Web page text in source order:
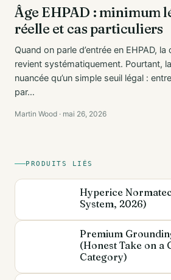
Âge EHPAD : minimum
réelle et cas particuliers
Quand on parle d’entrée en EHPAD, la
revient systématiquement. Pourtant,
nuancée qu’un simple seuil légal :
par…
Martin Wood · mai 26, 2026
PRODUITS LIÉS
Hyperice
System, 2026)
Premium
(Honest Take on a
Category)